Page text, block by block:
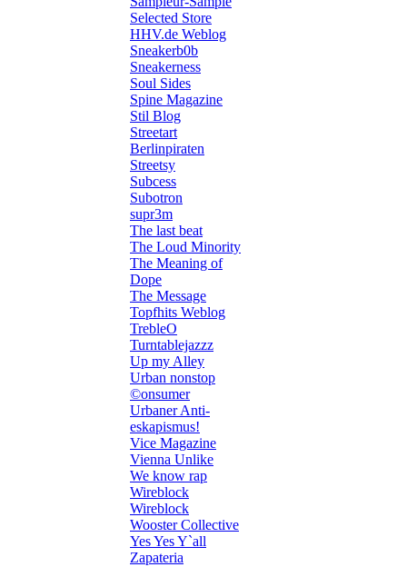
Selected Store
HHV.de Weblog
Sneakerb0b
Sneakerness
Soul Sides
Spine Magazine
Stil Blog
Streetart
Berlinpiraten
Streetsy
Subcess
Subotron
supr3m
The last beat
The Loud Minority
The Meaning of
Dope
The Message
Topfhits Weblog
TrebleO
Turntablejazzz
Up my Alley
Urban nonstop
©onsumer
Urbaner Anti-
eskapismus!
Vice Magazine
Vienna Unlike
We know rap
Wireblock
Wireblock
Wooster Collective
Yes Yes Y`all
Zapateria